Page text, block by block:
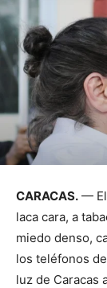
CARACAS. — El
laca cara, a
miedo denso,
los teléfonos
luz de Caracas